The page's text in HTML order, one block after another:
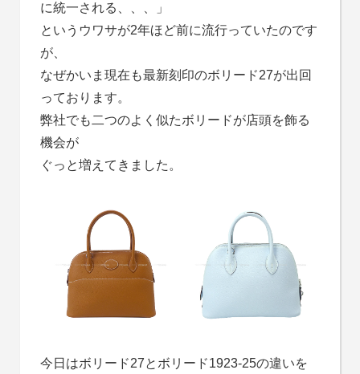
に統一される、、、」
というウワサが2年ほど前に流行っていたのです
が、
なぜかいま現在も最新刻印のボリード27が出回
っております。
弊社でも二つのよく似たボリードが店頭を飾る
機会が
ぐっと増えてきました。
今日はボリード27とボリード1923-25の違いを